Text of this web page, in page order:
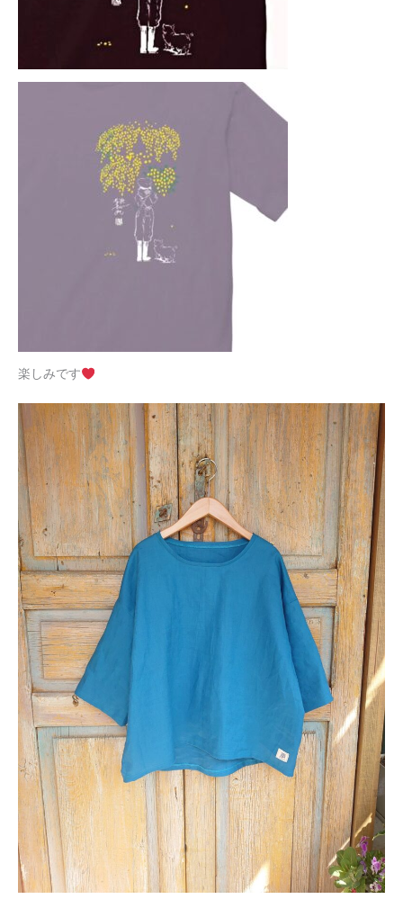
楽しみです